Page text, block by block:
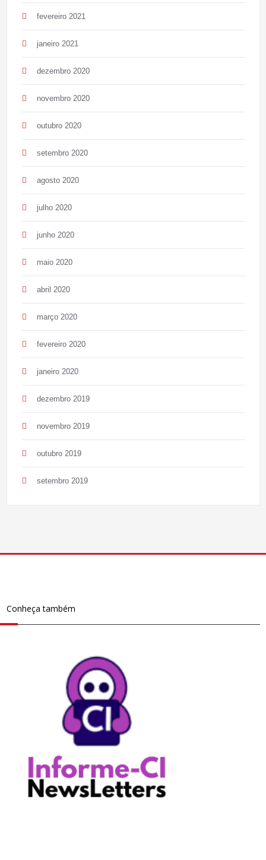
fevereiro 2021
janeiro 2021
dezembro 2020
novembro 2020
outubro 2020
setembro 2020
agosto 2020
julho 2020
junho 2020
maio 2020
abril 2020
março 2020
fevereiro 2020
janeiro 2020
dezembro 2019
novembro 2019
outubro 2019
setembro 2019
Conheça também